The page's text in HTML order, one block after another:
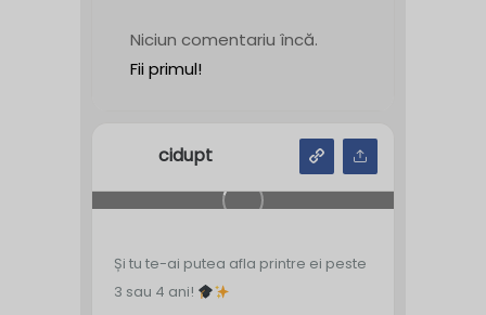
Niciun comentariu încă.
Fii primul!
cidupt
Și tu te-ai putea afla printre ei peste
3 sau 4 ani!